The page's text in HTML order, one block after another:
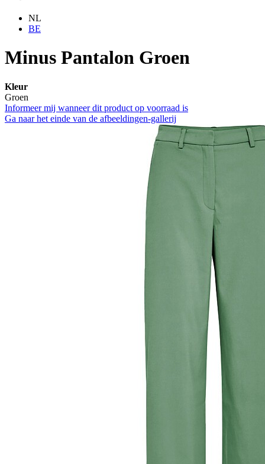
NL
BE
Minus Pantalon Groen
Kleur
Groen
Informeer mij wanneer dit product op voorraad is
Ga naar het einde van de afbeeldingen-gallerij